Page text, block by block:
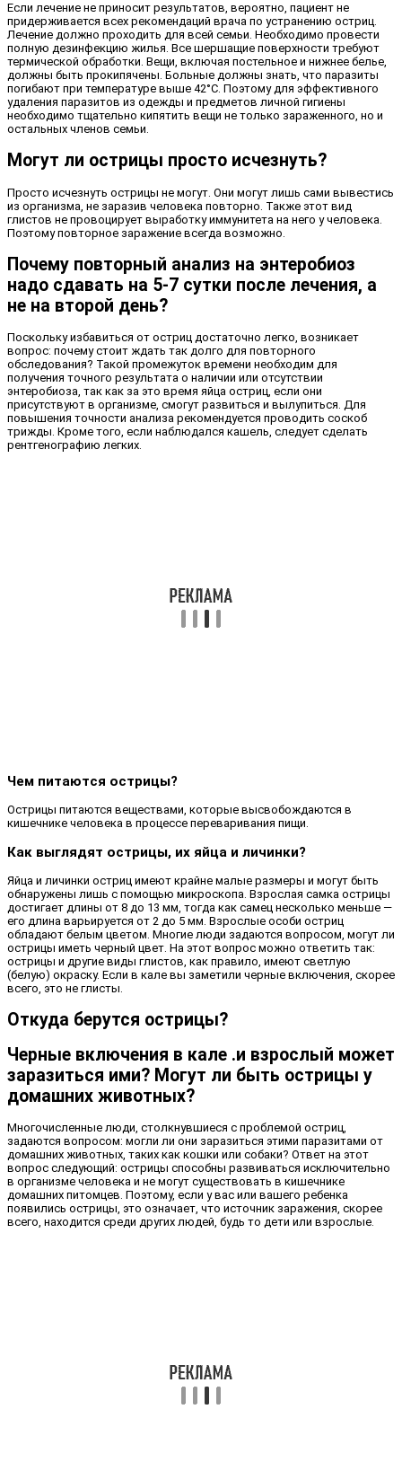
Если лечение не приносит результатов, вероятно, пациент не
придерживается всех рекомендаций врача по устранению остриц.
Лечение должно проходить для всей семьи. Необходимо провести
полную дезинфекцию жилья. Все шершащие поверхности требуют
термической обработки. Вещи, включая постельное и нижнее белье,
должны быть прокипячены. Больные должны знать, что паразиты
погибают при температуре выше 42°С. Поэтому для эффективного
удаления паразитов из одежды и предметов личной гигиены
необходимо тщательно кипятить вещи не только зараженного, но и
остальных членов семьи.
Могут ли острицы просто исчезнуть?
Просто исчезнуть острицы не могут. Они могут лишь сами вывестись
из организма, не заразив человека повторно. Также этот вид
глистов не провоцирует выработку иммунитета на него у человека.
Поэтому повторное заражение всегда возможно.
Почему повторный анализ на энтеробиоз
надо сдавать на 5-7 сутки после лечения, а
не на второй день?
Поскольку избавиться от остриц достаточно легко, возникает
вопрос: почему стоит ждать так долго для повторного
обследования? Такой промежуток времени необходим для
получения точного результата о наличии или отсутствии
энтеробиоза, так как за это время яйца остриц, если они
присутствуют в организме, смогут развиться и вылупиться. Для
повышения точности анализа рекомендуется проводить соскоб
трижды. Кроме того, если наблюдался кашель, следует сделать
рентгенографию легких.
Чем питаются острицы?
Острицы питаются веществами, которые высвобождаются в
кишечнике человека в процессе переваривания пищи.
Как выглядят острицы, их яйца и личинки?
Яйца и личинки остриц имеют крайне малые размеры и могут быть
обнаружены лишь с помощью микроскопа. Взрослая самка острицы
достигает длины от 8 до 13 мм, тогда как самец несколько меньше —
его длина варьируется от 2 до 5 мм. Взрослые особи остриц
обладают белым цветом. Многие люди задаются вопросом, могут ли
острицы иметь черный цвет. На этот вопрос можно ответить так:
острицы и другие виды глистов, как правило, имеют светлую
(белую) окраску. Если в кале вы заметили черные включения, скорее
всего, это не глисты.
Откуда берутся острицы?
Черные включения в кале .и взрослый может
заразиться ими? Могут ли быть острицы у
домашних животных?
Многочисленные люди, столкнувшиеся с проблемой остриц,
задаются вопросом: могли ли они заразиться этими паразитами от
домашних животных, таких как кошки или собаки? Ответ на этот
вопрос следующий: острицы способны развиваться исключительно
в организме человека и не могут существовать в кишечнике
домашних питомцев. Поэтому, если у вас или вашего ребенка
появились острицы, это означает, что источник заражения, скорее
всего, находится среди других людей, будь то дети или взрослые.